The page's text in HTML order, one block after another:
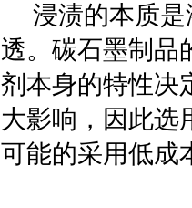
浸渍的本质是
透。碳石墨制品
剂本身的特性决
大影响，因此选
可能的采用低成